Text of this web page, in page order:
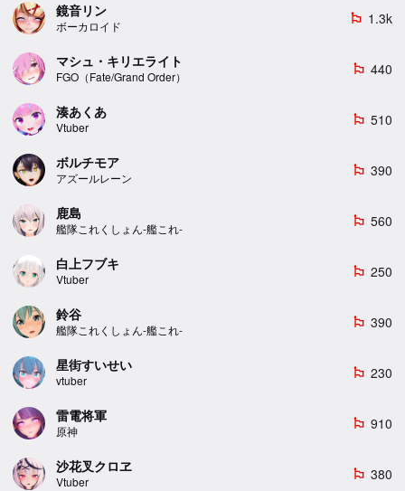
鏡音リン
ボーカロイド
emoji_flags 1.3k
マシュ・キリエライト
FGO（Fate/Grand Order）
emoji_flags 440
湊あくあ
Vtuber
emoji_flags 510
ボルチモア
アズールレーン
emoji_flags 390
鹿島
艦隊これくしょん-艦これ-
emoji_flags 560
白上フブキ
Vtuber
emoji_flags 250
鈴谷
艦隊これくしょん-艦これ-
emoji_flags 390
星街すいせい
vtuber
emoji_flags 230
雷電将軍
原神
emoji_flags 910
沙花叉クロヱ
Vtuber
emoji_flags 380